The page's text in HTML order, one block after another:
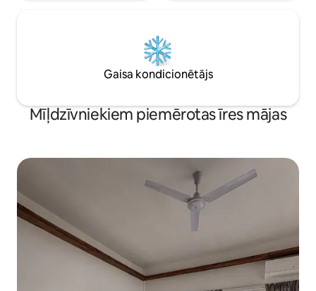
Gaisa kondicionētājs
Mīļdzīvniekiem piemērotas īres mājas